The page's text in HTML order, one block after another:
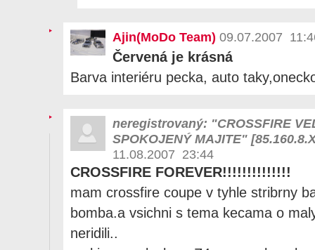
Ajin(MoDo Team) 09.07.2007
Červená je krásná
Barva interiéru pecka, auto
neregistrovaný: "CROSSFIRE
SPOKOJENÝ MAJITE"
11.08.2007 23:44
CROSSFIRE FOREVER!!!!!!!!!!!!!!
mam crossfire coupe v tyhle stribrny
bomba.a vsichni s tema kecama o
neridili..